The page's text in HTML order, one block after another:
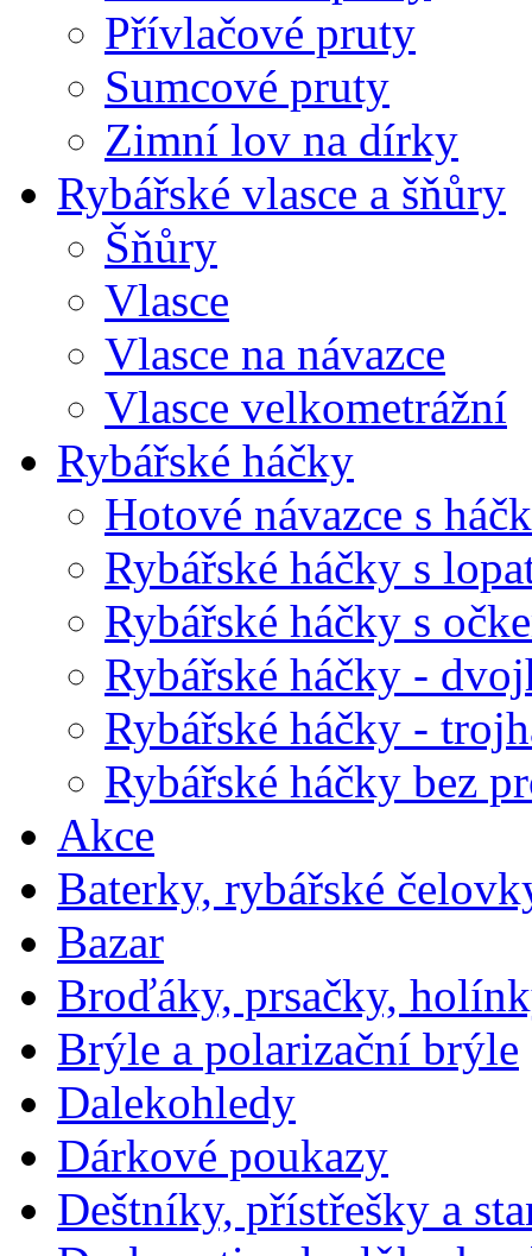
Přívlačové pruty
Sumcové pruty
Zimní lov na dírky
Rybářské vlasce a šňůry
Šňůry
Vlasce
Vlasce na návazce
Vlasce velkometrážní
Rybářské háčky
Hotové návazce s
Rybářské háčky s
Rybářské háčky s
Rybářské háčky -
Rybářské háčky -
Rybářské háčky bez
Akce
Baterky, rybářské
Bazar
Broďáky, prsačky,
Brýle a polarizační brýle
Dalekohledy
Dárkové poukazy
Deštníky, přístřešky a